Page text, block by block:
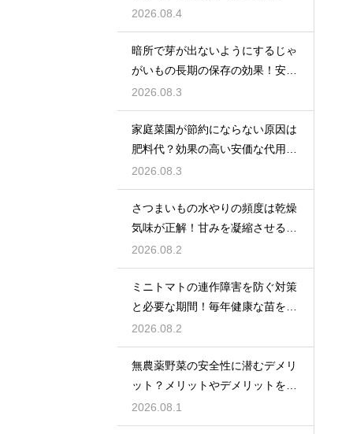
大収穫
2026.08.4
暗所で芽が出ないようにするじゃ
がいもの長期の保存の効果！安全
に食べ切る
2026.08.3
家庭菜園が節約にならない原因は
肥料代？効果の高い安価な代用品
を活用する
2026.08.3
さつまいもの水やりの頻度は乾燥
気味が正解！甘みを凝縮させる管
理法
2026.08.2
ミニトマトの連作障害を防ぐ対策
と必要な期間！毎年健康な苗を育
てる
2026.08.2
無農薬野菜の安全性に潜むデメリ
ット？メリットやデメリットを徹
底的に検証
2026.08.1